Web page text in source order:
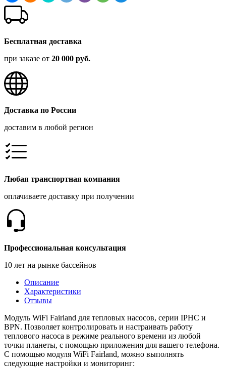
Бесплатная доставка
при заказе от 20 000 руб.
Доставка по России
доставим в любой регион
Любая транспортная компания
оплачиваете доставку при получении
Профессиональная консультация
10 лет на рынке бассейнов
Описание
Характеристики
Отзывы
Модуль WiFi Fairland для тепловых насосов, серии IPHC и
BPN. Позволяет контролировать и настраивать работу
теплового насоса в режиме реального времени из любой
точки планеты, с помощью приложения для вашего телефона.
С помощью модуля WiFi Fairland, можно выполнять
следующие настройки и мониторинг: